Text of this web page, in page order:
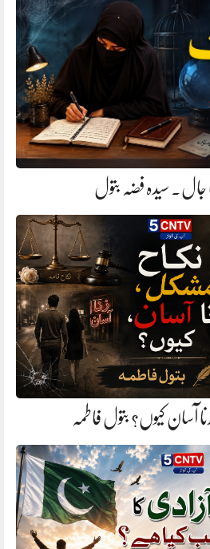
جال. سیدہ فضہ بتول
آسان کیوں؟ بتول فاطمہ